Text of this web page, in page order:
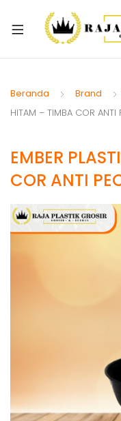
Beranda Brand
HITAM – TIMBA COR ANTI
EMBER
COR ANTI